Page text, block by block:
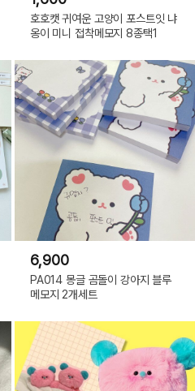
호호캣 귀여운 고양이 포스트잇 냐
옹이 미니 접착메모지 8종택1
6,900
PA014 몽글 곰돌이 강아지 블루
메모지 2개세트